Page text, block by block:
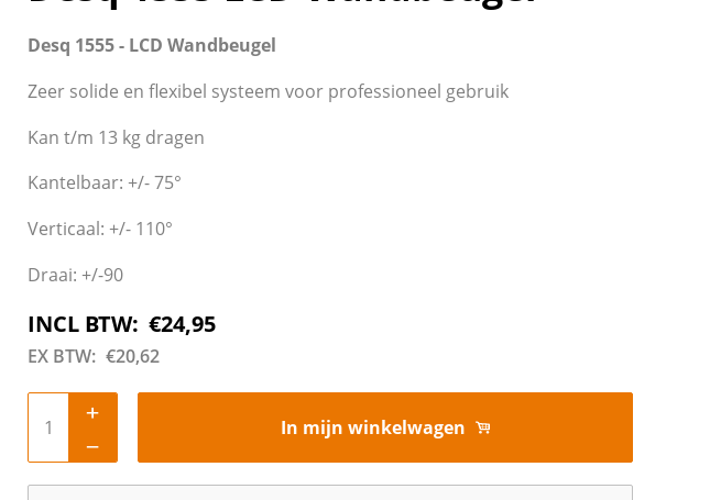
Desq 1555 - LCD Wandbeugel
Zeer solide en flexibel systeem voor professioneel gebruik
Kan t/m 13 kg dragen
Kantelbaar: +/- 75°
Verticaal: +/- 110°
Draai: +/-90
INCL BTW: €24,95
EX BTW: €20,62
In mijn winkelwagen